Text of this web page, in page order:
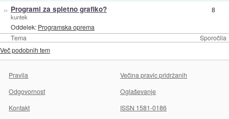
Tema Sporočila
» Programi za spletno grafiko?
kuntek
Oddelek: Programska oprema
8
Več podobnih tem
Pravila
Večina pravic pridržanih
Odgovornost
Oglaševanje
Kontakt
ISSN 1581-0186